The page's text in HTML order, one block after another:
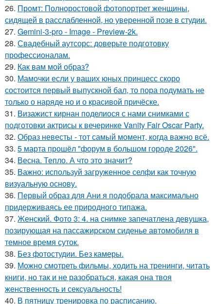
26. Промт: Полноростовой фотопортрет женщины,
сидящей в расслабленной, но уверенной позе в студии.
27. Gemini-3-pro - Image - Preview-2k.
28. Свадебный аутсорс: доверьте подготовку
профессионалам.
29. Как вам мой образ?
30. Мамочки если у ваших юных принцесс скоро
состоится первый выпускной бал, то пора подумать не
только о наряде но и о красивой причёске.
31. Визажист кирнан поделиося с нами снимками с
подготовки актрисы к вечеринке Vanity Fair Oscar Party.
32. Образ невесты - тот самый момент, когда важно всё.
33. 5 марта прошёл "форум в большом городе 2026".
34. Весна. Тепло. А что это значит?
35. Важно: используй загруженное селфи как точную
визуальную основу.
36. Первый образ для Ани я подобрала максимально
придерживаясь ее природного типажа.
37. Женский. Фото 3: 4. на снимке запечатлена девушка,
позирующая на пассажирском сиденье автомобиля в
темное время суток.
38. Без фотостудии. Без камеры.
39. Можно смотреть фильмы, ходить на тренинги, читать
книги, но так и не разобраться, какая она твоя
женственность и сексуальность!
40. В пятницу тренировка по расписанию.